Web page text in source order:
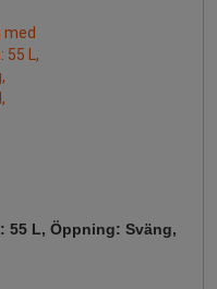
55 L, Öppning: Sväng,